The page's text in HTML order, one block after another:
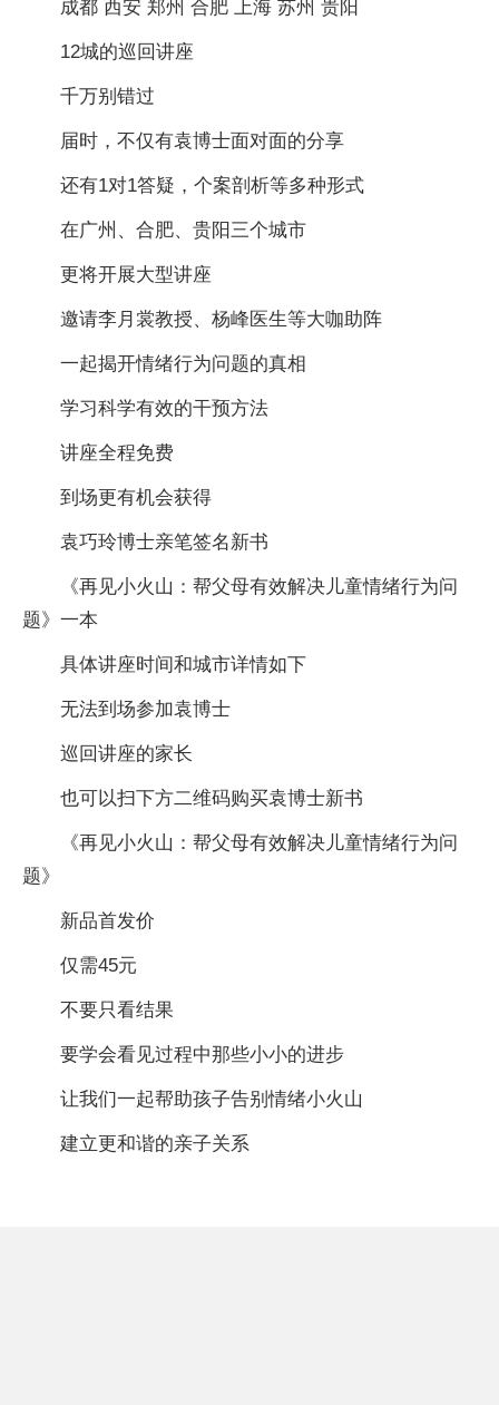
成都 西安 郑州 合肥 上海 苏州 贵阳
12城的巡回讲座
千万别错过
届时，不仅有袁博士面对面的分享
还有1对1答疑，个案剖析等多种形式
在广州、合肥、贵阳三个城市
更将开展大型讲座
邀请李月裳教授、杨峰医生等大咖助阵
一起揭开情绪行为问题的真相
学习科学有效的干预方法
讲座全程免费
到场更有机会获得
袁巧玲博士亲笔签名新书
《再见小火山：帮父母有效解决儿童情绪行为问
题》一本
具体讲座时间和城市详情如下
无法到场参加袁博士
巡回讲座的家长
也可以扫下方二维码购买袁博士新书
《再见小火山：帮父母有效解决儿童情绪行为问
题》
新品首发价
仅需45元
不要只看结果
要学会看见过程中那些小小的进步
让我们一起帮助孩子告别情绪小火山
建立更和谐的亲子关系